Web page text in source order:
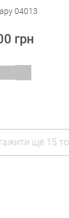
04013
грн
ще 15